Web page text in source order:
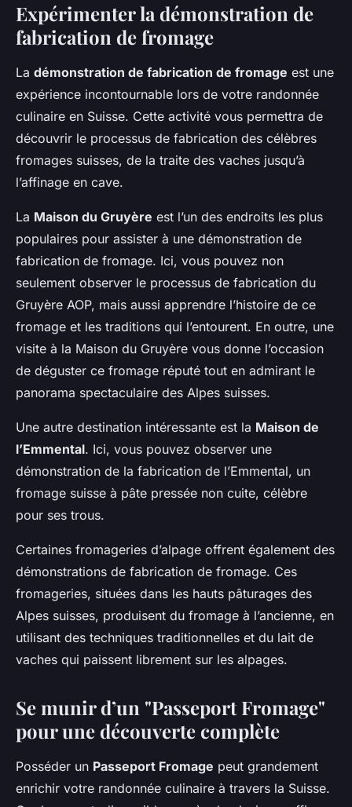
Expérimenter la démonstration de
fabrication de fromage
La démonstration de fabrication de fromage est une
expérience incontournable lors de votre randonnée
culinaire en Suisse. Cette activité vous permettra de
découvrir le processus de fabrication des célèbres
fromages suisses, de la traite des vaches jusqu’à
l’affinage en cave.
La Maison du Gruyère est l’un des endroits les plus
populaires pour assister à une démonstration de
fabrication de fromage. Ici, vous pouvez non
seulement observer le processus de fabrication du
Gruyère AOP, mais aussi apprendre l’histoire de ce
fromage et les traditions qui l’entourent. En outre, une
visite à la Maison du Gruyère vous donne l’occasion
de déguster ce fromage réputé tout en admirant le
panorama spectaculaire des Alpes suisses.
Une autre destination intéressante est la Maison de
l’Emmental. Ici, vous pouvez observer une
démonstration de la fabrication de l’Emmental, un
fromage suisse à pâte pressée non cuite, célèbre
pour ses trous.
Certaines fromageries d’alpage offrent également des
démonstrations de fabrication de fromage. Ces
fromageries, situées dans les hauts pâturages des
Alpes suisses, produisent du fromage à l’ancienne, en
utilisant des techniques traditionnelles et du lait de
vaches qui paissent librement sur les alpages.
Se munir d’un "Passeport Fromage"
pour une découverte complète
Posséder un Passeport Fromage peut grandement
enrichir votre randonnée culinaire à travers la Suisse.